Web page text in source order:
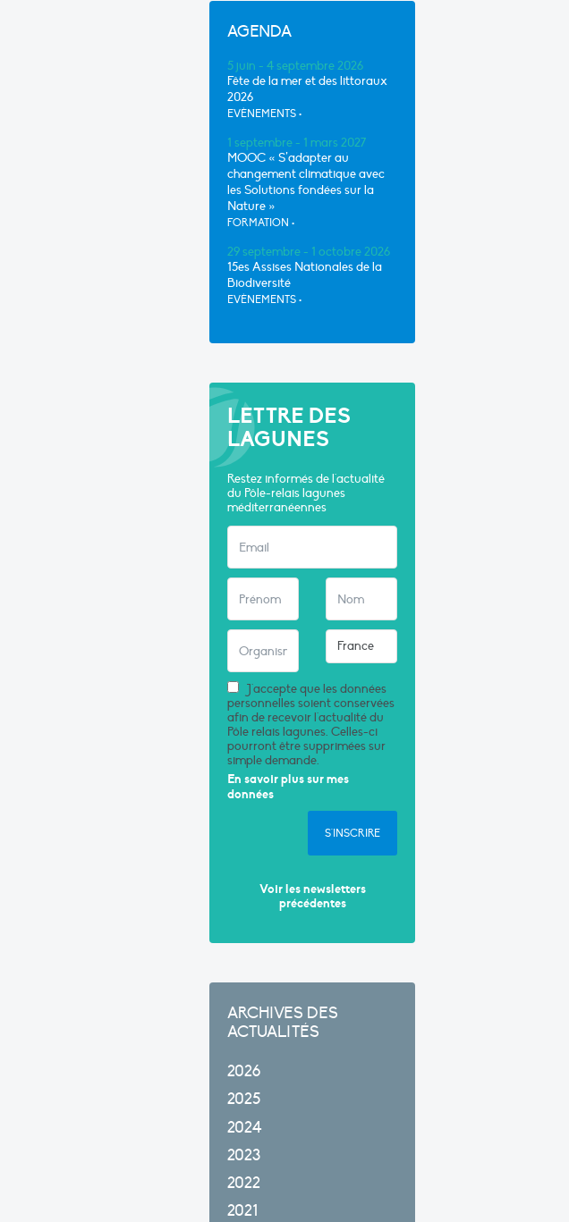
AGENDA
5 juin - 4 septembre 2026
Fête de la mer et des littoraux
2026
EVÈNEMENTS •
1 septembre - 1 mars 2027
MOOC « S’adapter au
changement climatique avec
les Solutions fondées sur la
Nature »
FORMATION •
29 septembre - 1 octobre 2026
15es Assises Nationales de la
Biodiversité
EVÈNEMENTS •
LETTRE DES
LAGUNES
Restez informés de l'actualité
du Pôle-relais lagunes
méditerranéennes
J'accepte que les données
personnelles soient conservées
afin de recevoir l'actualité du
Pôle relais lagunes. Celles-ci
pourront être supprimées sur
simple demande.
En savoir plus sur mes
données
S'INSCRIRE
Voir les newsletters
précédentes
ARCHIVES DES
ACTUALITÉS
2026
2025
2024
2023
2022
2021